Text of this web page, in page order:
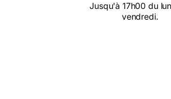
Jusqu'à 17h00 du
vendredi.